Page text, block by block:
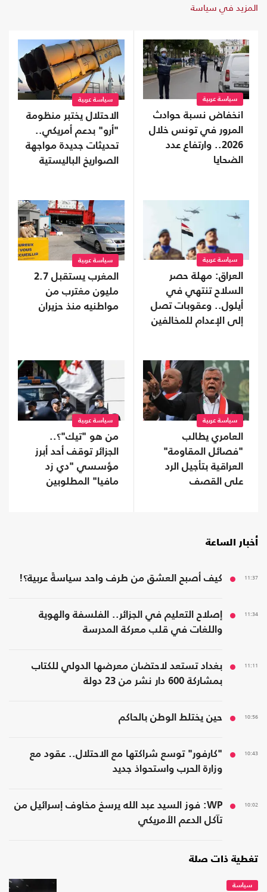
المزيد في سياسة
سياسة عربية
انخفاض نسبة حوادث
المرور في تونس خلال
2026.. وارتفاع عدد
الضحايا
سياسة عربية
الاحتلال يختبر منظومة
"أرو" بدعم أمريكي..
تحديثات جديدة مواجهة
الصواريخ الباليستية
سياسة عربية
العراق: مهلة حصر
السلاح تنتهي في
أيلول.. وعقوبات تصل
إلى الإعدام للمخالفين
سياسة عربية
المغرب يستقبل 2.7
مليون مغترب من
مواطنيه منذ حزيران
سياسة عربية
العامري يطالب
"فصائل المقاومة"
العراقية بتأجيل الرد
على القصف
سياسة عربية
من هو "تيك"؟..
الجزائر توقف أحد أبرز
مؤسسي "دي زد
مافيا" المطلوبين
أخبار الساعة
11:37 كيف أصبح العشق من طرف واحد سياسةً عربية؟!
11:34
إصلاح التعليم في الجزائر.. الفلسفة والهوية
واللغات في قلب معركة المدرسة
11:11
بغداد تستعد لاحتضان معرضها الدولي للكتاب
بمشاركة 600 دار نشر من 23 دولة
10:56 حين يختلط الوطن بالحاكم
10:43
"كارفور" توسع شراكتها مع الاحتلال.. عقود مع
وزارة الحرب واستحواذ جديد
10:02
WP: فوز السيد عبد الله يرسخ مخاوف إسرائيل من
تآكل الدعم الأمريكي
تغطية ذات صلة
سياسة